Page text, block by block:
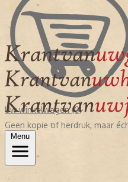
Uw winkelwagen (0)
Geen kopie of herdruk, maar
Menu